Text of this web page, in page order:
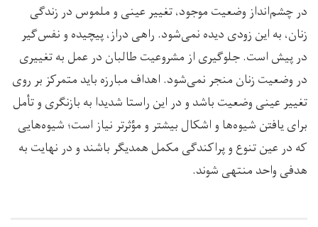
در چشم‌انداز وضعیت موجود، تغییر عینی و ملموس در زندگی
زنان، به این زودی دیده نمی‌شود. راهی دراز، پیچیده و نفس‌گیر
در پیش است. جلوگیری از مشروعیت طالبان در عمل به تغییری
در وضعیت زنان منجر نمی‌شود. اهداف مبارزه باید متمرکز بر روی
تغییر عینی وضعیت باشد و در این راستا شدیدا به بازنگری و تأمل
برای یافتن شیوه‌ها و اشکال بیشتر و مؤثرتر نیاز است؛ شیوه‌هایی
که در عین تنوع و پراکندگی مکمل همدیگر باشند و در نهایت به
هدفی واحد منتهی شوند.